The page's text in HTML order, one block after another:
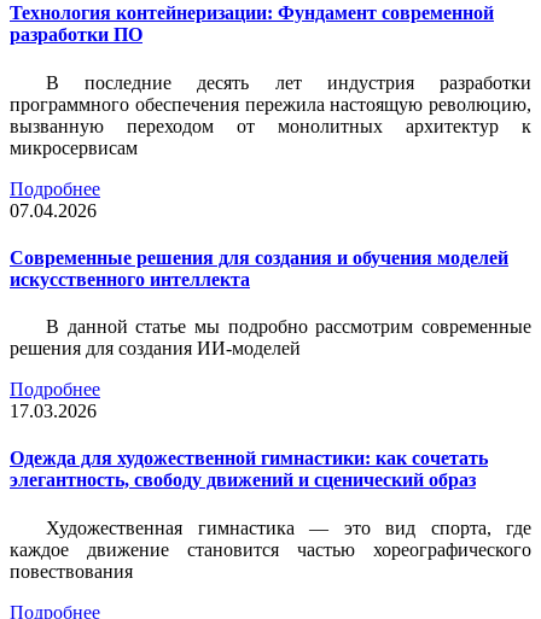
Технология контейнеризации: Фундамент современной
разработки ПО
В последние десять лет индустрия разработки
программного обеспечения пережила настоящую революцию,
вызванную переходом от монолитных архитектур к
микросервисам
Подробнее
07.04.2026
Современные решения для создания и обучения моделей
искусственного интеллекта
В данной статье мы подробно рассмотрим современные
решения для создания ИИ-моделей
Подробнее
17.03.2026
Одежда для художественной гимнастики: как сочетать
элегантность, свободу движений и сценический образ
Художественная гимнастика — это вид спорта, где
каждое движение становится частью хореографического
повествования
Подробнее